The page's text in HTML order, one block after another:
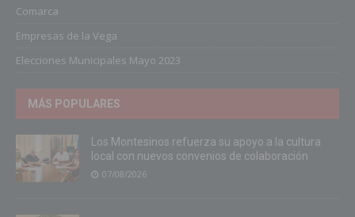
Comarca
Empresas de la Vega
Elecciones Municipales Mayo 2023
MÁS POPULARES
Los Montesinos refuerza su apoyo a la cultura
local con nuevos convenios de colaboración
07/08/2026